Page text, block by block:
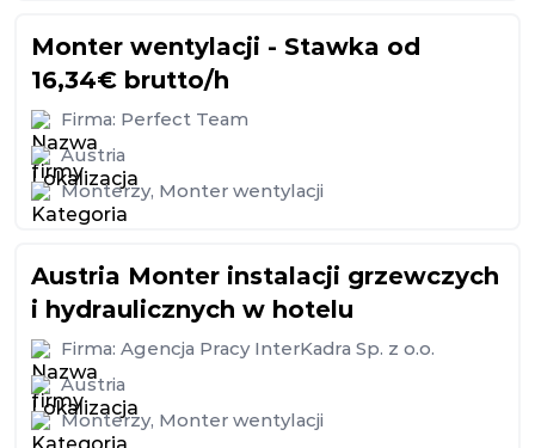
Monter wentylacji - Stawka od
16,34€ brutto/h
Firma: Perfect Team
Austria
Monterzy, Monter wentylacji
Austria Monter instalacji grzewczych
i hydraulicznych w hotelu
Firma: Agencja Pracy InterKadra Sp. z o.o.
Austria
Monterzy, Monter wentylacji